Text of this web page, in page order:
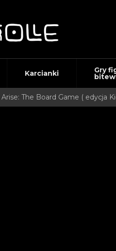
Karcianki Gry
The Board Game ( edycja